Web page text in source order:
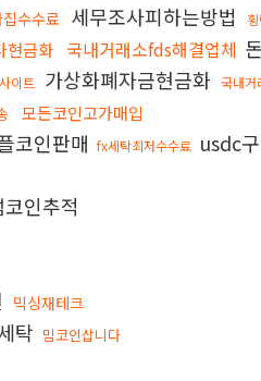
수수료 세무조사피하는방법
현금화 국내거래소fds해결업체
이트 가상화폐자금현금화 국내
모든코인고가매입
코인판매 fx세탁최저수수료 usdc
인추적
믹싱재테크
탁 밈코인삽니다